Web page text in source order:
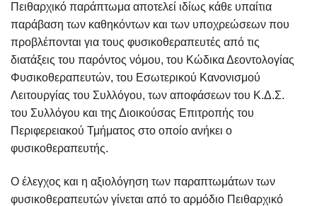
Πειθαρχικό παράπτωμα αποτελεί ιδίως κάθε υπαίτια
παράβαση των καθηκόντων και των υποχρεώσεων που
προβλέπονται για τους φυσικοθεραπευτές από τις
διατάξεις του παρόντος νόμου, του Κώδικα Δεοντολογίας
Φυσικοθεραπευτών, του Εσωτερικού Κανονισμού
Λειτουργίας του Συλλόγου, των αποφάσεων του Κ.Δ.Σ.
του Συλλόγου και της Διοικούσας Επιτροπής του
Περιφερειακού Τμήματος στο οποίο ανήκει ο
φυσικοθεραπευτής.
Ο έλεγχος και η αξιολόγηση των παραπτωμάτων των
φυσικοθεραπευτών γίνεται από το αρμόδιο Πειθαρχικό